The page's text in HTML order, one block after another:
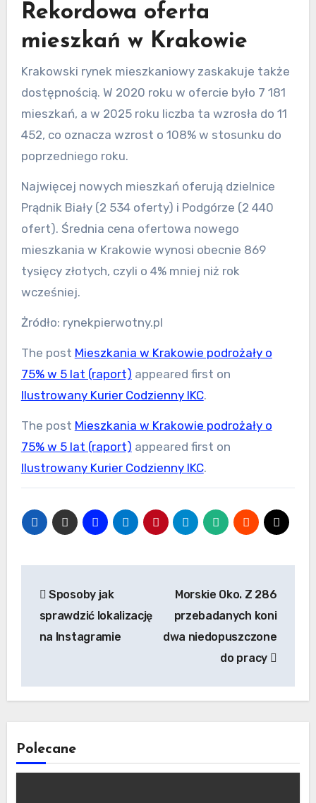
Rekordowa oferta
mieszkań w Krakowie
Krakowski rynek mieszkaniowy zaskakuje także
dostępnością. W 2020 roku w ofercie było 7 181
mieszkań, a w 2025 roku liczba ta wzrosła do 11
452, co oznacza wzrost o 108% w stosunku do
poprzedniego roku.
Najwięcej nowych mieszkań oferują dzielnice
Prądnik Biały (2 534 oferty) i Podgórze (2 440
ofert). Średnia cena ofertowa nowego
mieszkania w Krakowie wynosi obecnie 869
tysięcy złotych, czyli o 4% mniej niż rok
wcześniej.
Żródło: rynekpierwotny.pl
The post Mieszkania w Krakowie podrożały o
75% w 5 lat (raport) appeared first on
Ilustrowany Kurier Codzienny IKC.
The post Mieszkania w Krakowie podrożały o
75% w 5 lat (raport) appeared first on
Ilustrowany Kurier Codzienny IKC.
wpisu
Sposoby jak
sprawdzić lokalizację
na Instagramie
Morskie Oko. Z 286
przebadanych koni
dwa niedopuszczone
do pracy
Polecane